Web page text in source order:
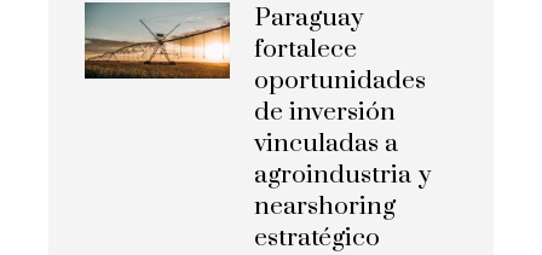
Paraguay
fortalece
oportunidades
de inversión
vinculadas a
agroindustria y
nearshoring
estratégico